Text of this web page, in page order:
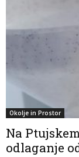
Okolje in Prostor
Na
odlaganje